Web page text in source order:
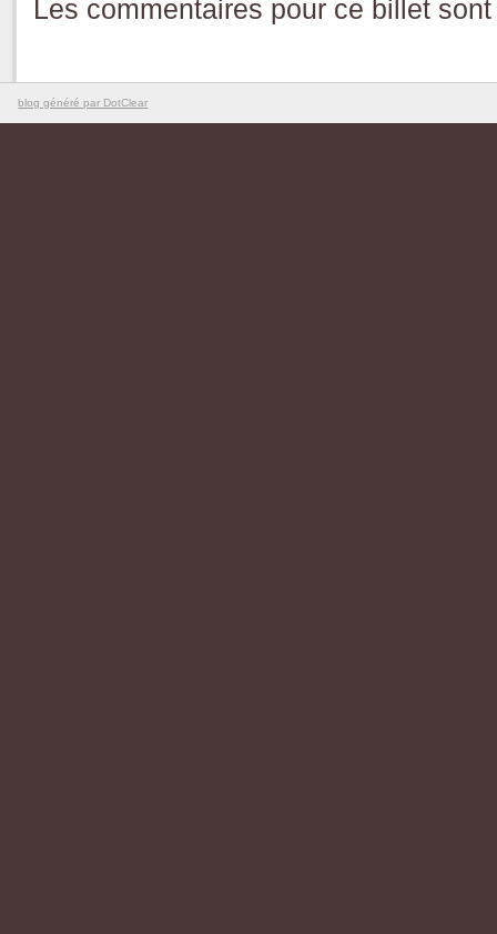
Les commentaires pour ce billet
blog généré par DotClear